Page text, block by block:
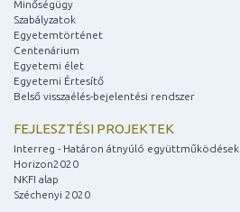
Minőségügy
Szabályzatok
Egyetemtörténet
Centenárium
Egyetemi élet
Egyetemi Értesítő
Belső visszaélés-bejelentési rendszer
FEJLESZTÉSI PROJEKTEK
Interreg - Határon átnyúló együttműködések
Horizon2020
NKFI alap
Széchenyi 2020